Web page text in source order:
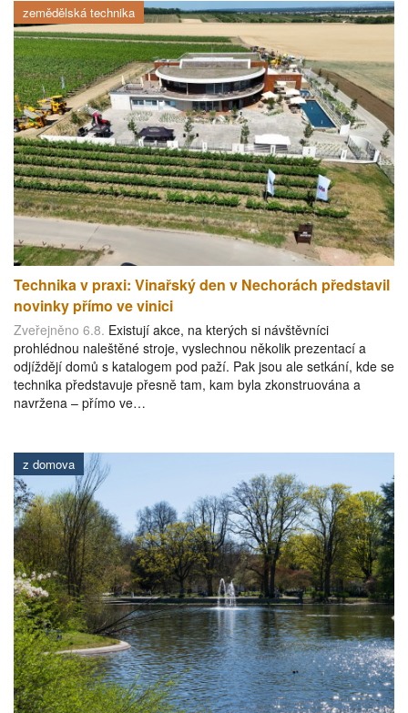
zemědělská technika
Technika v praxi: Vinařský den v Nechorách představil
novinky přímo ve vinici
Zveřejněno 6.8. Existují akce, na kterých si návštěvníci
prohlédnou naleštěné stroje, vyslechnou několik prezentací a
odjíždějí domů s katalogem pod paží. Pak jsou ale setkání, kde se
technika představuje přesně tam, kam byla zkonstruována a
navržena – přímo ve…
z domova